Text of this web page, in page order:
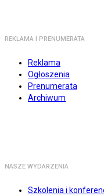
REKLAMA I PRENUMERATA
Reklama
Ogłoszenia
Prenumerata
Archiwum
NASZE WYDARZENIA
Szkolenia i